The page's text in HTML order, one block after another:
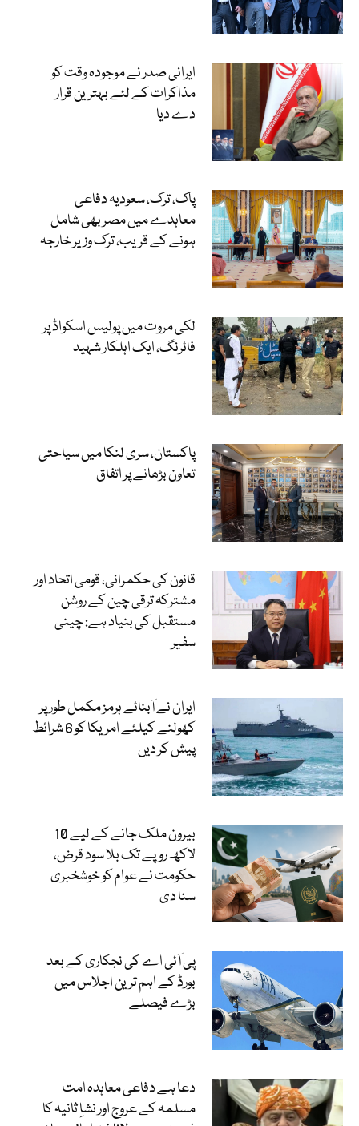
ایرانی صدر نے موجودہ وقت کو
مذاکرات کے لئے بہترین قرار
دے دیا
پاک، ترک، سعودیہ دفاعی
معاہدے میں مصر بھی شامل
ہونے کے قریب، ترک وزیر خارجہ
لکی مروت میں پولیس اسکواڈ پر
فائرنگ، ایک اہلکار شہید
پاکستان، سری لنکا میں سیاحتی
تعاون بڑھانے پر اتفاق
قانون کی حکمرانی، قومی اتحاد اور
مشترکہ ترقی چین کے روشن
مستقبل کی بنیاد ہے: چینی
سفیر
ایران نے آبنائے ہرمز مکمل طور پر
کھولنے کیلئے امریکا کو 6 شرائط
پیش کر دیں
بیرون ملک جانے کے لیے 10
لاکھ روپے تک بلا سود قرض،
حکومت نے عوام کو خوشخبری
سنا دی
پی آئی اے کی نجکاری کے بعد
بورڈ کے اہم ترین اجلاس میں
بڑے فیصلے
دعا ہے دفاعی معاہدہ امت
مسلمہ کے عروج اور نشاِ ثانیہ کا